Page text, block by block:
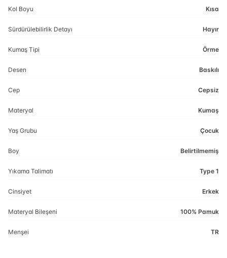
Kol Boyu Kısa
Sürdürülebilirlik Detayı Hayır
Kumaş Tipi Örme
Desen Baskılı
Cep Cepsiz
Materyal Kumaş
Yaş Grubu Çocuk
Boy Belirtilmemiş
Yıkama Talimatı Type 1
Cinsiyet Erkek
Materyal Bileşeni 100% Pamuk
Menşei TR